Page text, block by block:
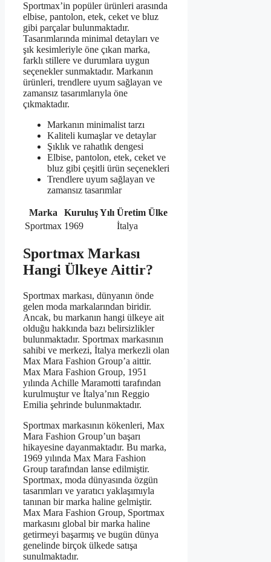
Sportmax’in popüler ürünleri arasında
elbise, pantolon, etek, ceket ve bluz
gibi parçalar bulunmaktadır.
Tasarımlarında minimal detayları ve
şık kesimleriyle öne çıkan marka,
farklı stillere ve durumlara uygun
seçenekler sunmaktadır. Markanın
ürünleri, trendlere uyum sağlayan ve
zamansız tasarımlarıyla öne
çıkmaktadır.
Markanın minimalist tarzı
Kaliteli kumaşlar ve detaylar
Şıklık ve rahatlık dengesi
Elbise, pantolon, etek, ceket ve
bluz gibi çeşitli ürün seçenekleri
Trendlere uyum sağlayan ve
zamansız tasarımlar
Marka Kuruluş Yılı Üretim Ülke
Sportmax 1969 İtalya
Sportmax Markası
Hangi Ülkeye Aittir?
Sportmax markası, dünyanın önde
gelen moda markalarından biridir.
Ancak, bu markanın hangi ülkeye ait
olduğu hakkında bazı belirsizlikler
bulunmaktadır. Sportmax markasının
sahibi ve merkezi, İtalya merkezli olan
Max Mara Fashion Group’a aittir.
Max Mara Fashion Group, 1951
yılında Achille Maramotti tarafından
kurulmuştur ve İtalya’nın Reggio
Emilia şehrinde bulunmaktadır.
Sportmax markasının kökenleri, Max
Mara Fashion Group’un başarı
hikayesine dayanmaktadır. Bu marka,
1969 yılında Max Mara Fashion
Group tarafından lanse edilmiştir.
Sportmax, moda dünyasında özgün
tasarımları ve yaratıcı yaklaşımıyla
tanınan bir marka haline gelmiştir.
Max Mara Fashion Group, Sportmax
markasını global bir marka haline
getirmeyi başarmış ve bugün dünya
genelinde birçok ülkede satışa
sunulmaktadır.